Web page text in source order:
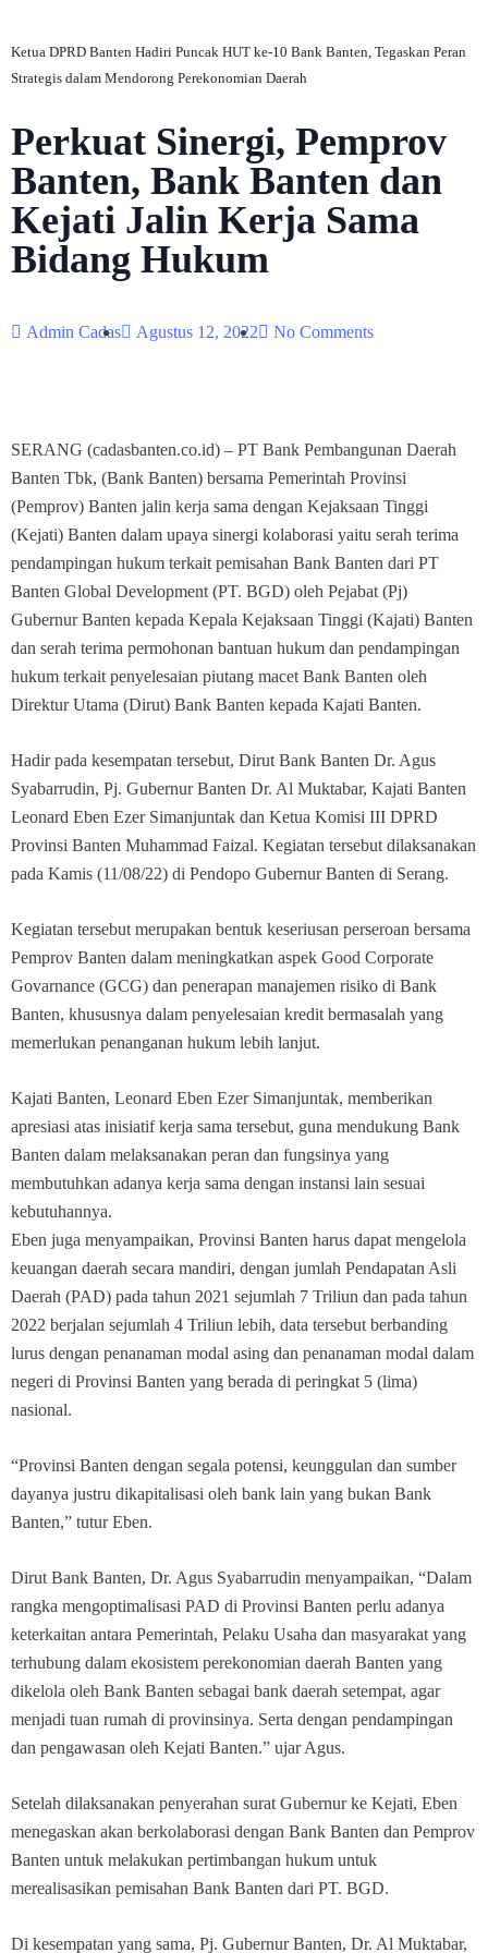
Ketua DPRD Banten Hadiri Puncak HUT ke-10 Bank Banten, Tegaskan Peran
Strategis dalam Mendorong Perekonomian Daerah
Perkuat Sinergi, Pemprov
Banten, Bank Banten dan
Kejati Jalin Kerja Sama
Bidang Hukum
Admin Cadas Agustus 12, 2022 No Comments
SERANG (cadasbanten.co.id) – PT Bank Pembangunan Daerah
Banten Tbk, (Bank Banten) bersama Pemerintah Provinsi
(Pemprov) Banten jalin kerja sama dengan Kejaksaan Tinggi
(Kejati) Banten dalam upaya sinergi kolaborasi yaitu serah terima
pendampingan hukum terkait pemisahan Bank Banten dari PT
Banten Global Development (PT. BGD) oleh Pejabat (Pj)
Gubernur Banten kepada Kepala Kejaksaan Tinggi (Kajati) Banten
dan serah terima permohonan bantuan hukum dan pendampingan
hukum terkait penyelesaian piutang macet Bank Banten oleh
Direktur Utama (Dirut) Bank Banten kepada Kajati Banten.
Hadir pada kesempatan tersebut, Dirut Bank Banten Dr. Agus
Syabarrudin, Pj. Gubernur Banten Dr. Al Muktabar, Kajati Banten
Leonard Eben Ezer Simanjuntak dan Ketua Komisi III DPRD
Provinsi Banten Muhammad Faizal. Kegiatan tersebut dilaksanakan
pada Kamis (11/08/22) di Pendopo Gubernur Banten di Serang.
Kegiatan tersebut merupakan bentuk keseriusan perseroan bersama
Pemprov Banten dalam meningkatkan aspek Good Corporate
Govarnance (GCG) dan penerapan manajemen risiko di Bank
Banten, khususnya dalam penyelesaian kredit bermasalah yang
memerlukan penanganan hukum lebih lanjut.
Kajati Banten, Leonard Eben Ezer Simanjuntak, memberikan
apresiasi atas inisiatif kerja sama tersebut, guna mendukung Bank
Banten dalam melaksanakan peran dan fungsinya yang
membutuhkan adanya kerja sama dengan instansi lain sesuai
kebutuhannya.
Eben juga menyampaikan, Provinsi Banten harus dapat mengelola
keuangan daerah secara mandiri, dengan jumlah Pendapatan Asli
Daerah (PAD) pada tahun 2021 sejumlah 7 Triliun dan pada tahun
2022 berjalan sejumlah 4 Triliun lebih, data tersebut berbanding
lurus dengan penanaman modal asing dan penanaman modal dalam
negeri di Provinsi Banten yang berada di peringkat 5 (lima)
nasional.
“Provinsi Banten dengan segala potensi, keunggulan dan sumber
dayanya justru dikapitalisasi oleh bank lain yang bukan Bank
Banten,” tutur Eben.
Dirut Bank Banten, Dr. Agus Syabarrudin menyampaikan, “Dalam
rangka mengoptimalisasi PAD di Provinsi Banten perlu adanya
keterkaitan antara Pemerintah, Pelaku Usaha dan masyarakat yang
terhubung dalam ekosistem perekonomian daerah Banten yang
dikelola oleh Bank Banten sebagai bank daerah setempat, agar
menjadi tuan rumah di provinsinya. Serta dengan pendampingan
dan pengawasan oleh Kejati Banten.” ujar Agus.
Setelah dilaksanakan penyerahan surat Gubernur ke Kejati, Eben
menegaskan akan berkolaborasi dengan Bank Banten dan Pemprov
Banten untuk melakukan pertimbangan hukum untuk
merealisasikan pemisahan Bank Banten dari PT. BGD.
Di kesempatan yang sama, Pj. Gubernur Banten, Dr. Al Muktabar,